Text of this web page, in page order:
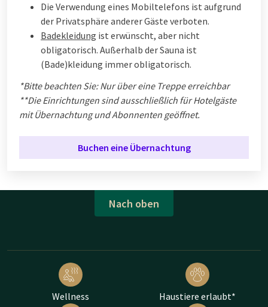
Die Verwendung eines Mobiltelefons ist aufgrund
der Privatsphäre anderer Gäste verboten.
Badekleidung ist erwünscht, aber nicht
obligatorisch. Außerhalb der Sauna ist
(Bade)kleidung immer obligatorisch.
*Bitte beachten Sie: Nur über eine Treppe erreichbar
**Die Einrichtungen sind ausschließlich für Hotelgäste
mit Übernachtung und Abonnenten geöffnet.
Buchen eine Übernachtung
Nach oben
Wellness Haustiere erlaubt*